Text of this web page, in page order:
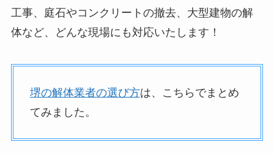
工事、庭石やコンクリートの撤去、大型建物の解
体など、どんな現場にも対応いたします！
堺の解体業者の選び方は、こちらでまとめ
てみました。